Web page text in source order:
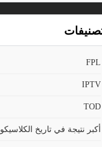
FPL
IPTV
TOD
أكبر نتيجة في تاريخ الكلاسيكو